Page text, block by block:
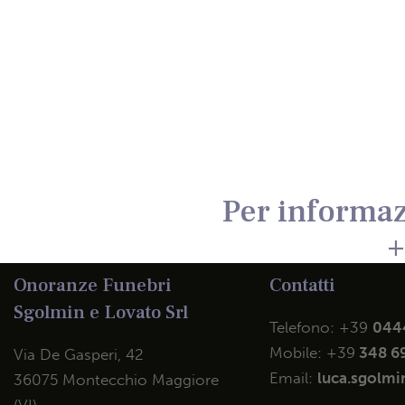
Per
Onoranze Funebri
Sgolmin e Lovato Srl
Via De Gasperi, 42
36075 Montecchio Maggiore
Contatti
Telefono: +39
Mobile: +39 348
Email: